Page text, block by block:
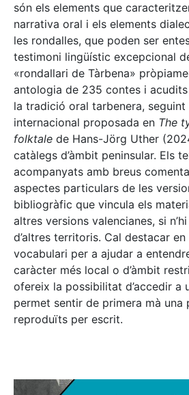
són els elements que
narrativa oral i els elements
les rondalles, que poden ser
testimoni lingüístic excepcional
«rondallari de Tàrbena»
antologia de 235 contes i
la tradició oral tarbenera,
internacional proposada en The
folktale de Hans-Jörg Uther
catàlegs d’àmbit peninsular. Els
acompanyats amb breus
aspectes particulars de les
bibliogràfic que vincula els
altres versions valencianes, si
d’altres territoris. Cal destacar en
vocabulari per a ajudar a
caràcter més local o d’àmbit
ofereix la possibilitat d’accedir a
permet sentir de primera mà una
reproduïts per escrit.